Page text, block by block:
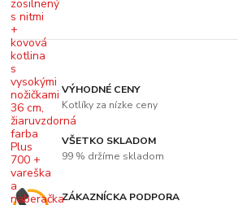
VÝHODNÉ CENY
Kotlíky za nízke ceny
VŠETKO SKLADOM
99 % držíme skladom
ZÁKAZNÍCKA PODPORA